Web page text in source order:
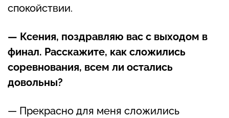
спокойствии.
— Ксения, поздравляю вас с выходом в
финал. Расскажите, как сложились
соревнования, всем ли остались
довольны?
— Прекрасно для меня сложились